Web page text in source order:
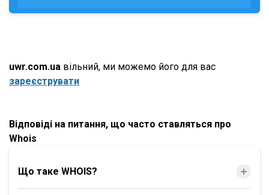
uwr.com.ua вільний, ми можемо його для вас
зареєструвати
Відповіді на питання, що часто ставляться про
Whois
Що таке WHOIS?